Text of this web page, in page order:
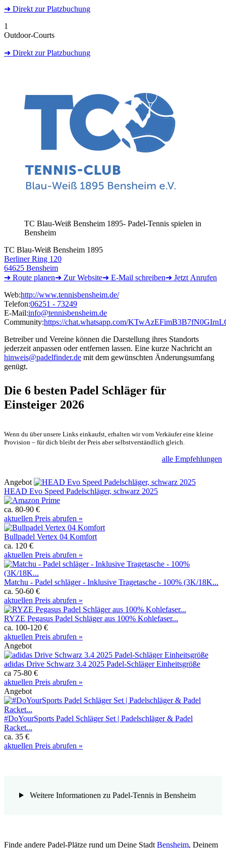
➜ Direkt zur Platzbuchung
1
Outdoor-Courts
➜ Direkt zur Platzbuchung
TC Blau-Weiß Bensheim 1895- Padel-Tennis spielen in
Bensheim
TC Blau-Weiß Bensheim 1895
Berliner Ring 120
64625 Bensheim
➜ Route planen➜ ZurWebsite➜ E-Mail schreiben➜ Jetzt Anrufen
Web:http://www.tennisbensheim.de/
Telefon:06251 - 73249
E-Mail:info@tennisbensheim.de
Community:https://chat.whatsapp.com/
Betreiber und Vereine können die Darstellung ihres Standorts
jederzeit anpassen oder entfernen lassen. Eine kurze Nachricht an
hinweis@padelfinder.de mit dem gewünschten Änderungsumfang
genügt.
Die 6 besten Padel Schläger für
Einsteiger 2026
Wenn du über unsere Links einkaufst, erhalten wir vom Verkäufer eine kleine
Provision – für dich bleibt der Preis aber selbstverständlich gleich.
alle Empfehlungen
Angebot
HEAD Evo Speed Padelschläger, schwarz 2025
ca. 80-90 €
aktuellen Preis abrufen »
Bullpadel Vertex 04 Komfort
ca. 120 €
aktuellen Preis abrufen »
Matchu - Padel schläger - Inklusive Tragetasche - 100% (3K/18K...
ca. 50-60 €
aktuellen Preis abrufen »
RYZE Pegasus Padel Schläger aus 100% Kohlefaser...
ca. 100-120 €
aktuellen Preis abrufen »
Angebot
adidas Drive Schwarz 3.4 2025 Padel-Schläger Einheitsgröße
ca 75-80 €
aktuellen Preis abrufen »
Angebot
#DoYourSports Padel Schläger Set | Padelschläger & Padel
Racket...
ca. 35 €
aktuellen Preis abrufen »
Weitere Informationen zu Padel-Tennis in Bensheim
Finde andere Padel-Plätze rund um Deine Stadt Bensheim, Deinem